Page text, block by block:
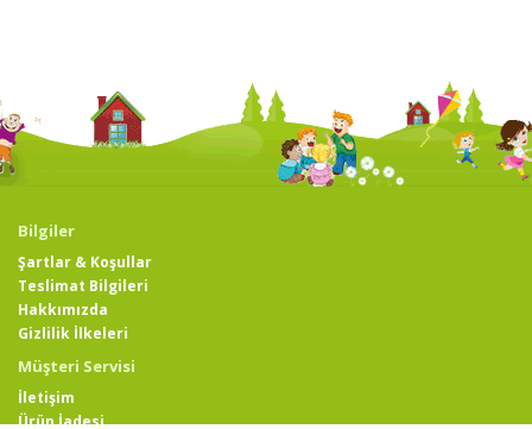
Bilgiler
Şartlar & Koşullar
Teslimat Bilgileri
Hakkımızda
Gizlilik İlkeleri
Müşteri Servisi
İletişim
Ürün İadesi